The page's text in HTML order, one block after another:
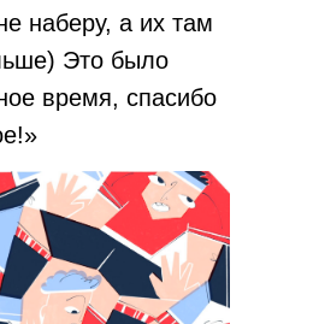
наберу, а их там
Это было
время, спасибо